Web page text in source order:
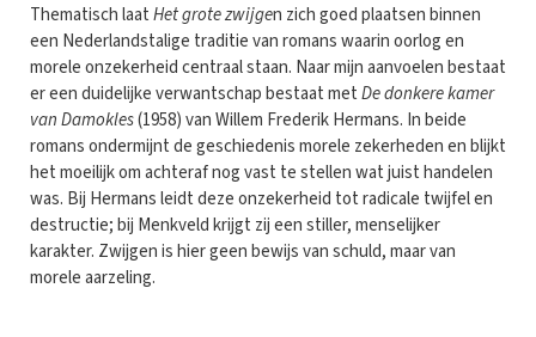
Thematisch laatHet grote zwijgen zich goed plaatsen binnen
een Nederlandstalige traditie van romans waarin oorlog en
morele onzekerheid centraal staan. Naar mijn aanvoelen bestaat
er een duidelijke verwantschap bestaat metDe donkere kamer
van Damokles(1958) van Willem Frederik Hermans. In beide
romans ondermijnt de geschiedenis morele zekerheden en blijkt
het moeilijk om achteraf nog vast te stellen wat juist handelen
was. Bij Hermans leidt deze onzekerheid tot radicale twijfel en
destructie; bij Menkveld krijgt zij een stiller, menselijker
karakter. Zwijgen is hier geen bewijs van schuld, maar van
morele aarzeling.